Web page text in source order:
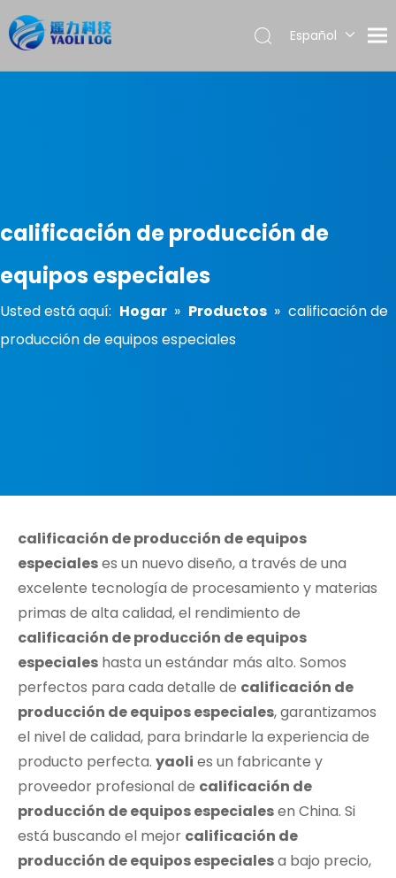
Español
calificación de producción de
equipos especiales
Usted está aquí: Hogar » Productos » calificación de
producción de equipos especiales
calificación de producción de equipos
especialeses un nuevo diseño, a través de una
excelente tecnología de procesamiento y materias
primas de alta calidad, el rendimiento de
calificación de producción de equipos
especiales hasta un estándar más alto. Somos
perfectos para cada detalle de calificación de
producción de equipos especiales, garantizamos
el nivel de calidad, para brindarle la experiencia de
producto perfecta. yaoli es un fabricante y
proveedor profesional de calificación de
producción de equipos especialesen China. Si
está buscando el mejor calificación de
producción de equipos especialesa bajo precio,